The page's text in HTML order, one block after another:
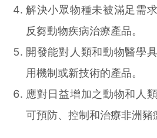
解決小眾物種未被滿足需
反芻動物疾病治療產品。
開發能對人類和動物醫學
用機制或新技術的產品。
應對日益增加之動物和人
可預防、控制和治療非洲豬